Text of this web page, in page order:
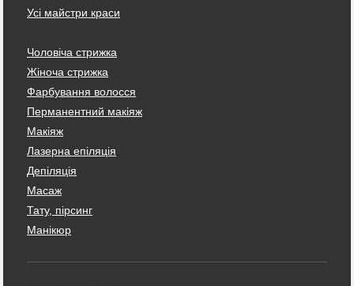
Усі майстри краси
Чоловіча стрижка
Жіноча стрижка
Фарбування волосся
Перманентний макіяж
Макіяж
Лазерна епіляція
Депіляція
Масаж
Тату, пірсинг
Манікюр